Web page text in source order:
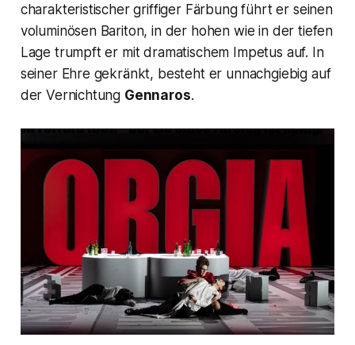
charakteristischer griffiger Färbung führt er seinen
voluminösen Bariton, in der hohen wie in der tiefen
Lage trumpft er mit dramatischem Impetus auf. In
seiner Ehre gekränkt, besteht er unnachgiebig auf
der Vernichtung Gennaros.